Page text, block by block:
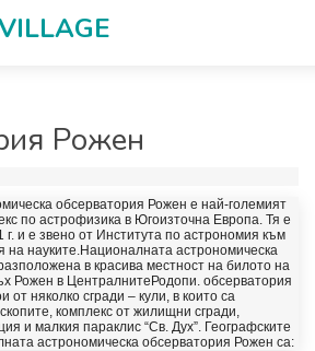
Рожен
обсерватория Рожен е най-големият
по астрофизика в Югоизточна Европа. Тя е
и е звено от Института по астрономия към
на науките.Националната астрономическа
в красива местност на билото на
Рожен в ЦентралнитеРодопи. обсерватория
от няколко сгради – кули, в които са
комплекс от жилищни сгради,
и малкия параклис “Св. Дух”. Географските
астрономическа обсерватория Рожен са: